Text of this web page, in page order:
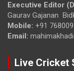
Executive Editor
Gaurav Gajanan
Mobile: +91
Email:
Live Cricket